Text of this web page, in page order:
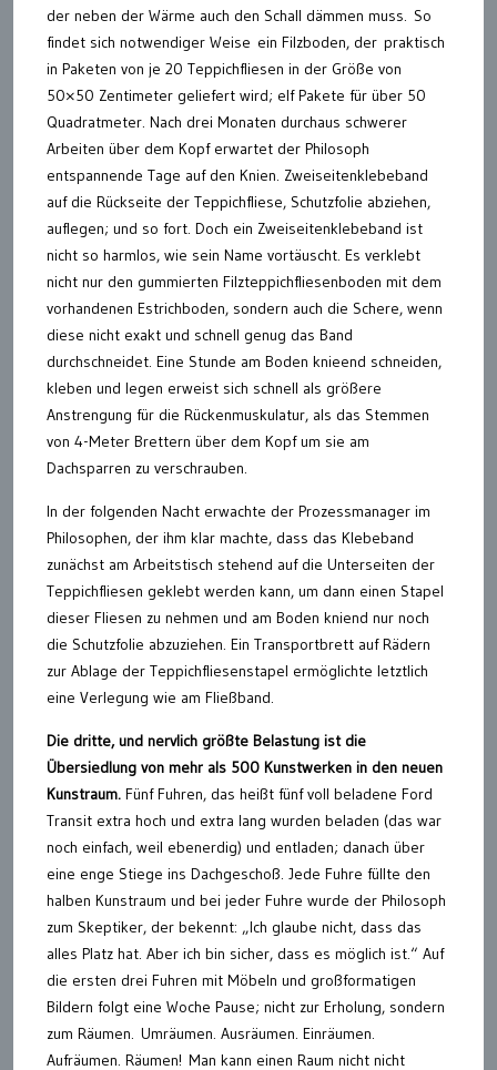
der neben der Wärme auch den Schall dämmen muss. So
findet sich notwendiger Weise ein Filzboden, der praktisch
in Paketen von je 20 Teppichfliesen in der Größe von
50×50 Zentimeter geliefert wird; elf Pakete für über 50
Quadratmeter. Nach drei Monaten durchaus schwerer
Arbeiten über dem Kopf erwartet der Philosoph
entspannende Tage auf den Knien. Zweiseitenklebeband
auf die Rückseite der Teppichfliese, Schutzfolie abziehen,
auflegen; und so fort. Doch ein Zweiseitenklebeband ist
nicht so harmlos, wie sein Name vortäuscht. Es verklebt
nicht nur den gummierten Filzteppichfliesenboden mit dem
vorhandenen Estrichboden, sondern auch die Schere, wenn
diese nicht exakt und schnell genug das Band
durchschneidet. Eine Stunde am Boden knieend schneiden,
kleben und legen erweist sich schnell als größere
Anstrengung für die Rückenmuskulatur, als das Stemmen
von 4-Meter Brettern über dem Kopf um sie am
Dachsparren zu verschrauben.
In der folgenden Nacht erwachte der Prozessmanager im
Philosophen, der ihm klar machte, dass das Klebeband
zunächst am Arbeitstisch stehend auf die Unterseiten der
Teppichfliesen geklebt werden kann, um dann einen Stapel
dieser Fliesen zu nehmen und am Boden kniend nur noch
die Schutzfolie abzuziehen. Ein Transportbrett auf Rädern
zur Ablage der Teppichfliesenstapel ermöglichte letztlich
eine Verlegung wie am Fließband.
Die dritte, und nervlich größte Belastung ist die
Übersiedlung von mehr als 500 Kunstwerken in den neuen
Kunstraum. Fünf Fuhren, das heißt fünf voll beladene Ford
Transit extra hoch und extra lang wurden beladen (das war
noch einfach, weil ebenerdig) und entladen; danach über
eine enge Stiege ins Dachgeschoß. Jede Fuhre füllte den
halben Kunstraum und bei jeder Fuhre wurde der Philosoph
zum Skeptiker, der bekennt: „Ich glaube nicht, dass das
alles Platz hat. Aber ich bin sicher, dass es möglich ist.“ Auf
die ersten drei Fuhren mit Möbeln und großformatigen
Bildern folgt eine Woche Pause; nicht zur Erholung, sondern
zum Räumen. Umräumen. Ausräumen. Einräumen.
Aufräumen. Räumen! Man kann einen Raum nicht nicht